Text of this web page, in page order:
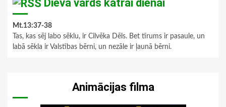
Dieva vārds katrai dienai
Mt.13:37-38
Tas, kas sēj labo sēklu, ir Cilvēka Dēls. Bet tīrums ir pasaule, un
labā sēkla ir Valstības bērni, un nezāle ir ļaunā bērni.
Animācijas filma